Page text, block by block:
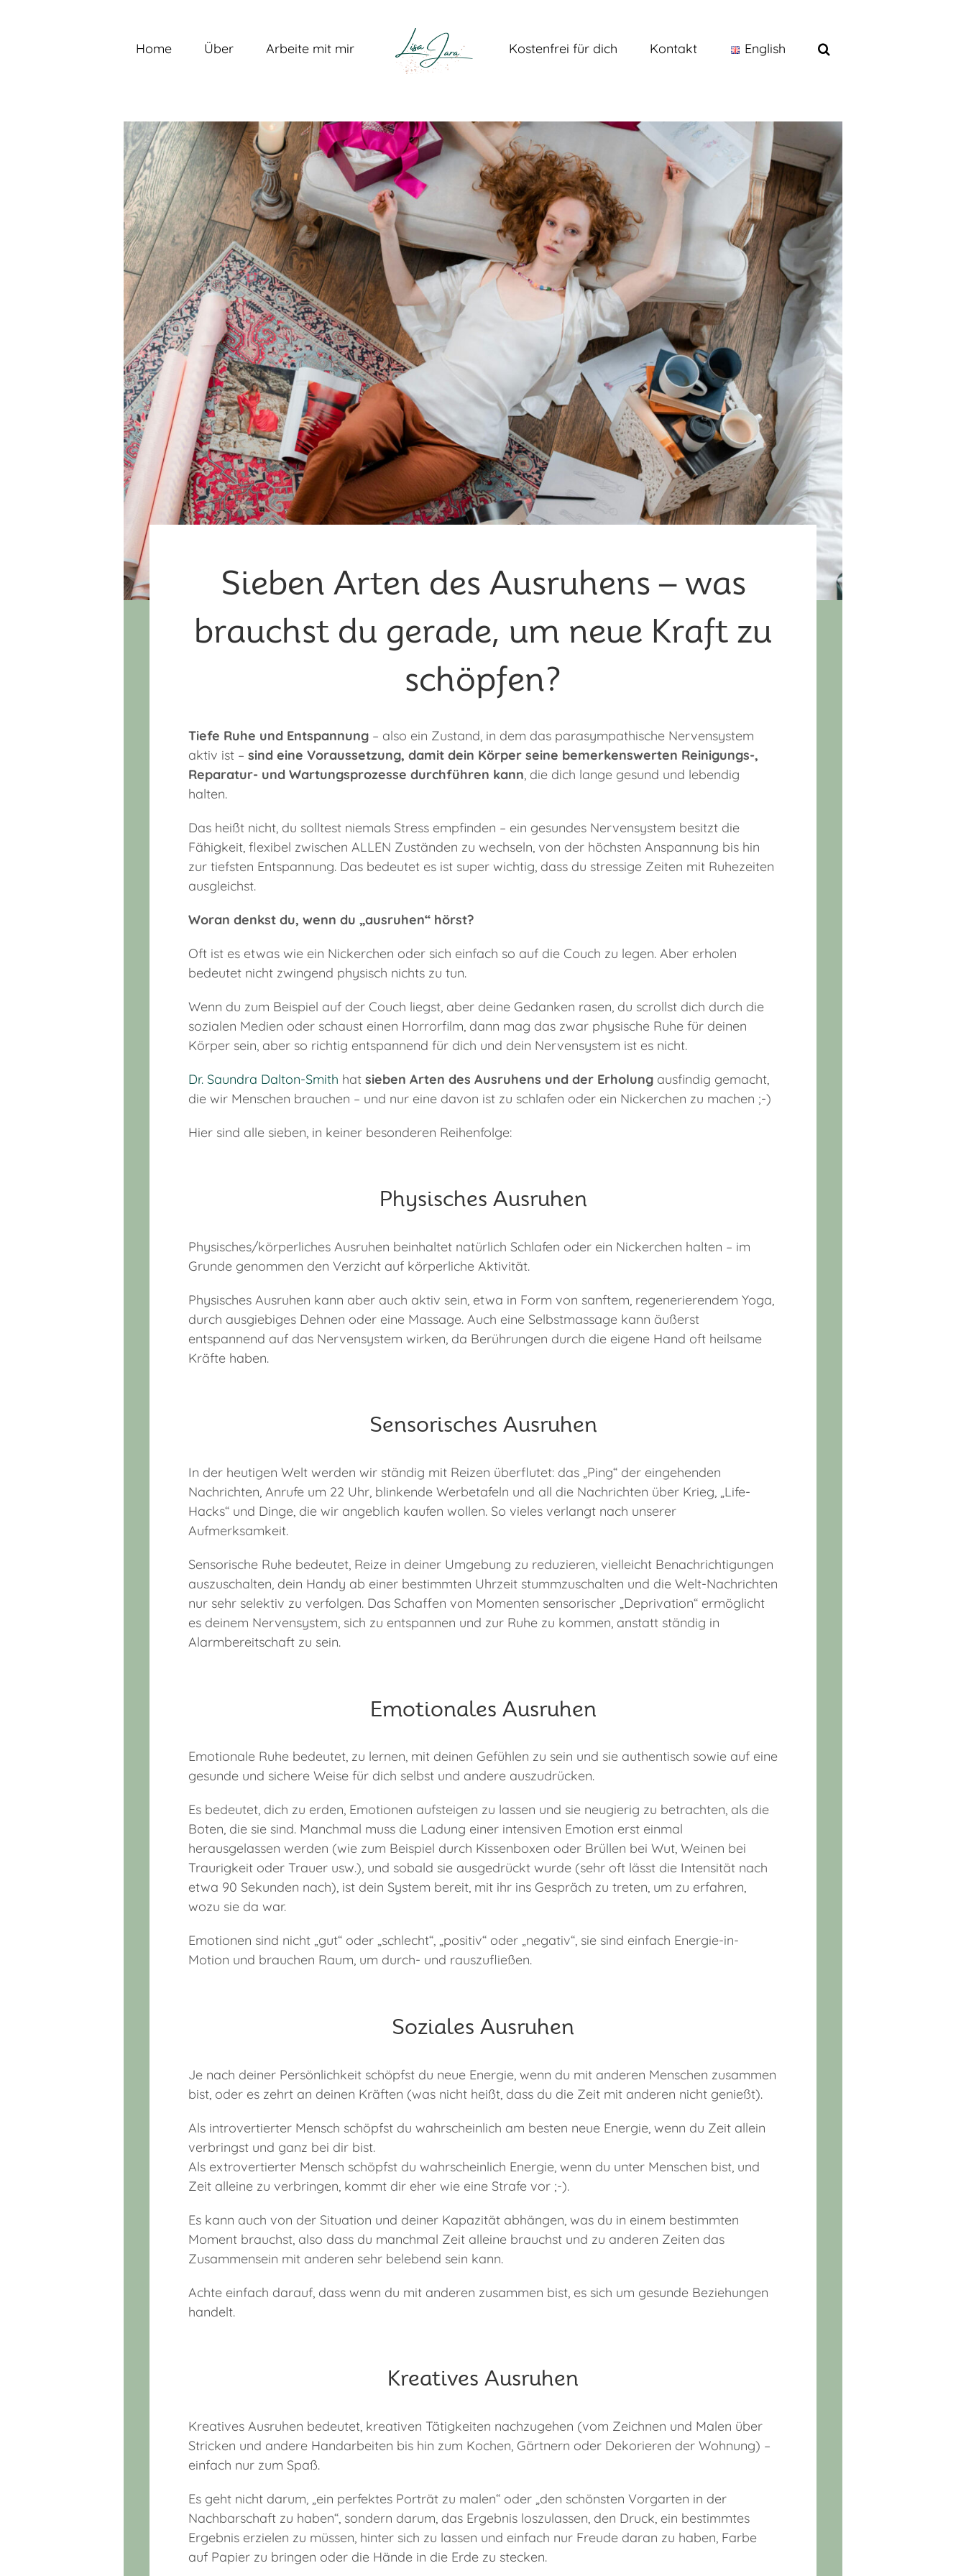
Home Über Arbeite mit mir Kostenfrei für dich Kontakt English
Sieben Arten des Ausruhens – was
brauchst du gerade, um neue Kraft zu
schöpfen?
Tiefe Ruhe und Entspannung– also ein Zustand, in dem das parasympathische Nervensystem
aktiv ist – sind eine Voraussetzung, damit dein Körper seine bemerkenswerten Reinigungs-,
Reparatur- und Wartungsprozesse durchführen kann , die dich lange gesund und lebendig
halten.
Das heißt nicht, du solltest niemals Stress empfinden – ein gesundes Nervensystem besitzt die
Fähigkeit, flexibel zwischen ALLEN Zuständen zu wechseln, von der höchsten Anspannung bis hin
zur tiefsten Entspannung. Das bedeutet es ist super wichtig, dass du stressige Zeiten mit Ruhezeiten
ausgleichst.
Woran denkst du, wenn du „ausruhen“ hörst?
Oft ist es etwas wie ein Nickerchen oder sich einfach so auf die Couch zu legen. Aber erholen
bedeutet nicht zwingend physisch nichts zu tun.
Wenn du zum Beispiel auf der Couch liegst, aber deine Gedanken rasen, du scrollst dich durch die
sozialen Medien oder schaust einen Horrorfilm, dann mag das zwar physische Ruhe für deinen
Körper sein, aber so richtig entspannend für dich und dein Nervensystem ist es nicht.
Dr. Saundra Dalton-Smith hat sieben Arten des Ausruhens und der Erholungausfindig gemacht,
die wir Menschen brauchen – und nur eine davon ist zu schlafen oder ein Nickerchen zu machen ;-)
Hier sind alle sieben, in keiner besonderen Reihenfolge:
Physisches Ausruhen
Physisches/körperliches Ausruhen beinhaltet natürlich Schlafen oder ein Nickerchen halten – im
Grunde genommen den Verzicht auf körperliche Aktivität.
Physisches Ausruhen kann aber auch aktiv sein, etwa in Form von sanftem, regenerierendem Yoga,
durch ausgiebiges Dehnen oder eine Massage. Auch eine Selbstmassage kann äußerst
entspannend auf das Nervensystem wirken, da Berührungen durch die eigene Hand oft heilsame
Kräfte haben.
Sensorisches Ausruhen
In der heutigen Welt werden wir ständig mit Reizen überflutet: das „Ping“ der eingehenden
Nachrichten, Anrufe um 22 Uhr, blinkende Werbetafeln und all die Nachrichten über Krieg, „Life-
Hacks“ und Dinge, die wir angeblich kaufen wollen. So vieles verlangt nach unserer
Aufmerksamkeit.
Sensorische Ruhe bedeutet, Reize in deiner Umgebung zu reduzieren, vielleicht Benachrichtigungen
auszuschalten, dein Handy ab einer bestimmten Uhrzeit stummzuschalten und die Welt-Nachrichten
nur sehr selektiv zu verfolgen. Das Schaffen von Momenten sensorischer „Deprivation“ ermöglicht
es deinem Nervensystem, sich zu entspannen und zur Ruhe zu kommen, anstatt ständig in
Alarmbereitschaft zu sein.
Emotionales Ausruhen
Emotionale Ruhe bedeutet, zu lernen, mit deinen Gefühlen zu sein und sie authentisch sowie auf eine
gesunde und sichere Weise für dich selbst und andere auszudrücken.
Es bedeutet, dich zu erden, Emotionen aufsteigen zu lassen und sie neugierig zu betrachten, als die
Boten, die sie sind. Manchmal muss die Ladung einer intensiven Emotion erst einmal
herausgelassen werden (wie zum Beispiel durch Kissenboxen oder Brüllen bei Wut, Weinen bei
Traurigkeit oder Trauer usw.), und sobald sie ausgedrückt wurde (sehr oft lässt die Intensität nach
etwa 90 Sekunden nach), ist dein System bereit, mit ihr ins Gespräch zu treten, um zu erfahren,
wozu sie da war.
Emotionen sind nicht „gut“ oder „schlecht“, „positiv“ oder „negativ“, sie sind einfach Energie-in-
Motion und brauchen Raum, um durch- und rauszufließen.
Soziales Ausruhen
Je nach deiner Persönlichkeit schöpfst du neue Energie, wenn du mit anderen Menschen zusammen
bist, oder es zehrt an deinen Kräften (was nicht heißt, dass du die Zeit mit anderen nicht genießt).
Als introvertierter Mensch schöpfst du wahrscheinlich am besten neue Energie, wenn du Zeit allein
verbringst und ganz bei dir bist.
Als extrovertierter Mensch schöpfst du wahrscheinlich Energie, wenn du unter Menschen bist, und
Zeit alleine zu verbringen, kommt dir eher wie eine Strafe vor ;-).
Es kann auch von der Situation und deiner Kapazität abhängen, was du in einem bestimmten
Moment brauchst, also dass du manchmal Zeit alleine brauchst und zu anderen Zeiten das
Zusammensein mit anderen sehr belebend sein kann.
Achte einfach darauf, dass wenn du mit anderen zusammen bist, es sich um gesunde Beziehungen
handelt.
Kreatives Ausruhen
Kreatives Ausruhen bedeutet, kreativen Tätigkeiten nachzugehen (vom Zeichnen und Malen über
Stricken und andere Handarbeiten bis hin zum Kochen, Gärtnern oder Dekorieren der Wohnung) –
einfach nur zum Spaß.
Es geht nicht darum, „ein perfektes Porträt zu malen“ oder „den schönsten Vorgarten in der
Nachbarschaft zu haben“, sondern darum, das Ergebnis loszulassen, den Druck, ein bestimmtes
Ergebnis erzielen zu müssen, hinter sich zu lassen und einfach nur Freude daran zu haben, Farbe
auf Papier zu bringen oder die Hände in die Erde zu stecken.